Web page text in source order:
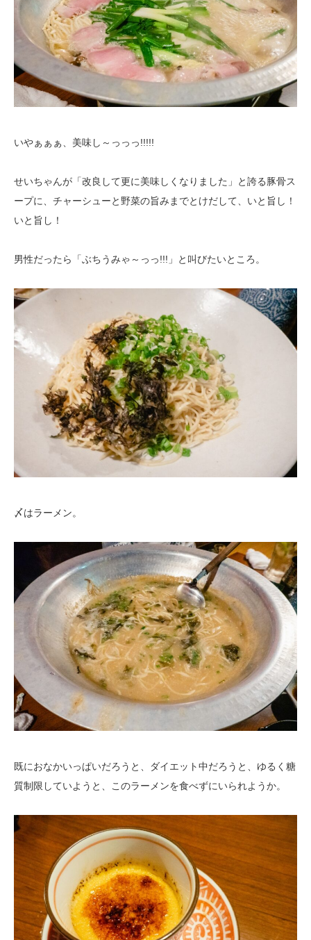
いやぁぁぁ、美味し～っっっ!!!!!
せいちゃんが「改良して更に美味しくなりました」と誇る豚骨ス
ープに、チャーシューと野菜の旨みまでとけだして、いと旨し！
いと旨し！
男性だったら「ぶちうみゃ～っっ!!!」と叫びたいところ。
〆はラーメン。
既におなかいっぱいだろうと、ダイエット中だろうと、ゆるく糖
質制限していようと、このラーメンを食べずにいられようか。